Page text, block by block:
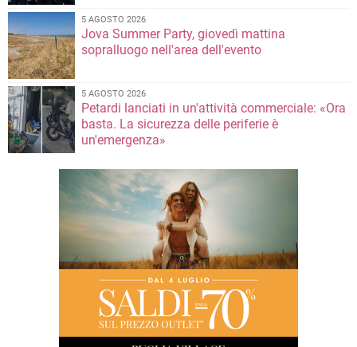
5 AGOSTO 2026
Jova Summer Party, giovedì mattina
sopralluogo nell'area dell'evento
5 AGOSTO 2026
Petardi lanciati in un'attività commerciale: «Ora
basta. La sicurezza delle periferie è
un'emergenza»